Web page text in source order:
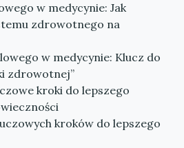
w medycynie: Jak
zdrowotnego na
w medycynie: Klucz do
zdrowotnej”
kroki do lepszego
kroków do lepszego